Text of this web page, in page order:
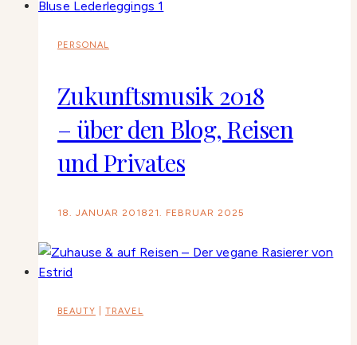
PERSONAL
Zukunftsmusik 2018
– über den Blog, Reisen
und Privates
18. JANUAR 2018 21. FEBRUAR 2025
BEAUTY TRAVEL